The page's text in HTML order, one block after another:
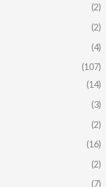
(2)
(2)
(4)
(107)
(14)
(3)
(2)
(16)
(2)
(7)